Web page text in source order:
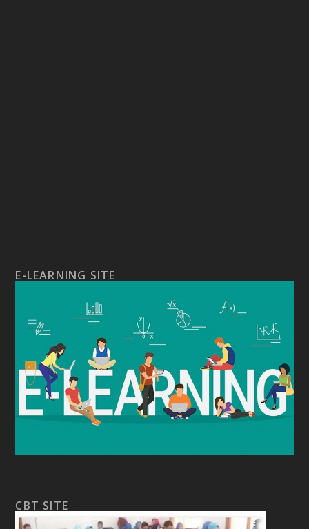
E-LEARNING SITE
CBT SITE